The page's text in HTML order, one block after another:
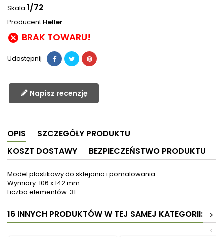
Skala 1/72
Producent Heller
 BRAK TOWARU!
Udostępnij
Napisz recenzję
OPIS
SZCZEGÓŁY PRODUKTU
KOSZT DOSTAWY
BEZPIECZEŃSTWO PRODUKTU
Model plastikowy do sklejania i pomalowania.
Wymiary: 106 x 142 mm.
Liczba elementów: 31.
16 INNYCH PRODUKTÓW W TEJ SAMEJ KATEGORII:
>
<